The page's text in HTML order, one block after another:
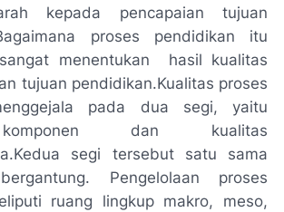
kepada pencapaian tujuan
proses pendidikan itu
menentukan hasil kualitas
tujuan pendidikan.Kualitas proses
pada dua segi, yaitu
dan kualitas
segi tersebut satu sama
Pengelolaan proses
ruang lingkup makro, meso,